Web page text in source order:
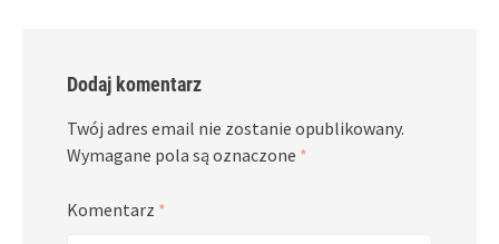
Dodaj komentarz
Twój adres email nie zostanie opublikowany.
Wymagane pola są oznaczone *
Komentarz *